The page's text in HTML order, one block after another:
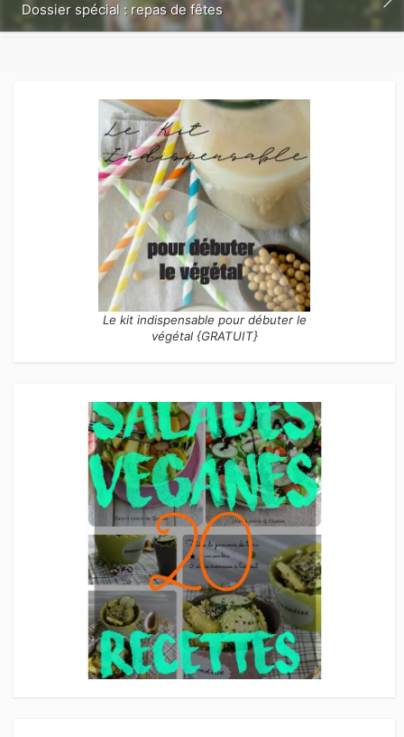
Dossier spécial : repas de fêtes
Le kit indispensable pour débuter le
végétal {GRATUIT}